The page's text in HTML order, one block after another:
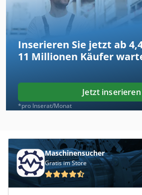
Inserieren Sie jetzt ab
11 Millionen Käufer
Jetzt inserieren
*pro Inserat/Monat
Maschinensucher
Gratis im Store